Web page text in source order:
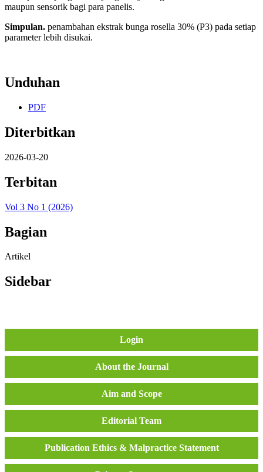
maupun sensorik bagi para panelis.
Simpulan. penambahan ekstrak bunga rosella 30% (P3) pada setiap
parameter lebih disukai.
Unduhan
PDF
Diterbitkan
2026-03-20
Terbitan
Vol 3 No 1 (2026)
Bagian
Artikel
Sidebar
Login
About the Journal
Aim and Scope
Editorial Team
Publication Ethics & Malpractice Statement